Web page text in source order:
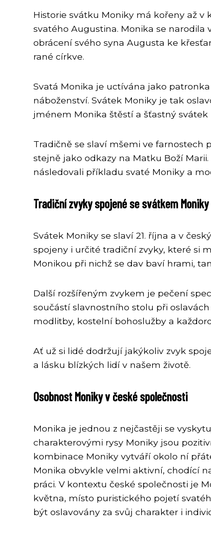
Historie svátku Moniky má kořeny až v
svatého Augustina. Monika se
obrácení svého syna Augusta ke
rané církve.
Svatá Monika je uctívána jako
náboženství. Svátek Moniky je tak
jménem Monika štěstí a šťastný svátek
Tradičně se slaví mšemi ve farnostech
stejně jako odkazy na Matku Boží
následovali příkladu svaté Moniky a
Tradiční zvyky spojené se svátkem Moniky
Svátek Moniky se slaví 21. října a v
spojeny i určité tradiční zvyky, které si
Monikou při nichž se dav baví hrami,
Další rozšířeným zvykem je pečení
součástí slavnostního stolu při
modlitby, kostelní bohoslužby a
Ať už si lidé dodržují jakýkoliv zvyk
a lásku blízkých lidí v našem životě.
Osobnost Moniky v české společnosti
Monika je jednou z nejčastěji se
charakterovými rysy Moniky jsou
kombinace Moniky vytváří okolo ní
Monika obvykle velmi aktivní, chodící
práci. V kontextu české společnosti je
května, místo puristického pojetí
být oslavovány za svůj charakter i